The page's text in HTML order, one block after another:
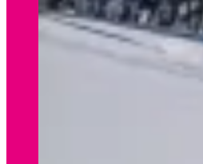
WINTER